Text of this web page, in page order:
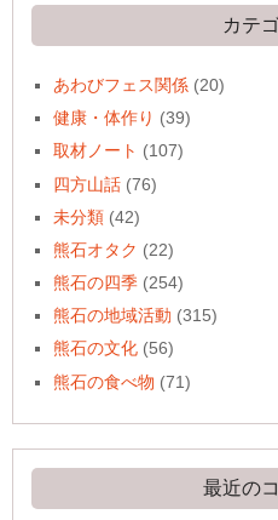
ブ
カテ
あわびフェス関係 (20)
健康・体作り (39)
取材ノート (107)
四方山話 (76)
未分類 (42)
熊石オタク (22)
熊石の四季 (254)
熊石の地域活動 (315)
熊石の文化 (56)
熊石の食べ物 (71)
最近の